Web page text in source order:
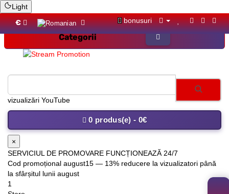
Light
€ bonusuri
vizualizări YouTube
0 produs(e) - 0€
×
SERVICIUL DE PROMOVARE FUNCȚIONEAZĂ 24/7
Cod promoțional august15 — 13% reducere la vizualizatori până
la sfârșitul lunii august
1
Categorii